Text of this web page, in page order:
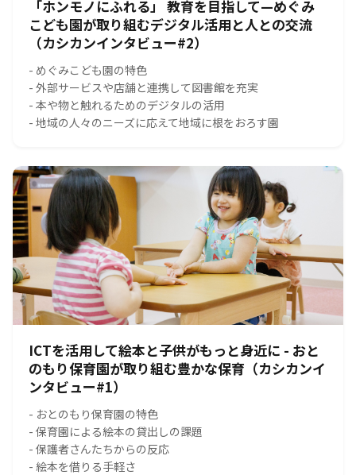
「ホンモノにふれる」 教育を目指して—めぐみ
こども園が取り組むデジタル活用と人との交流
（カシカンインタビュー#2）
- めぐみこども園の特色
- 外部サービスや店舗と連携して図書館を充実
- 本や物と触れるためのデジタルの活用
- 地域の人々のニーズに応えて地域に根をおろす園
ICTを活用して絵本と子供がもっと身近に - おと
のもり保育園が取り組む豊かな保育（カシカンイ
ンタビュー#1）
- おとのもり保育園の特色
- 保育園による絵本の貸出しの課題
- 保護者さんたちからの反応
- 絵本を借りる手軽さ